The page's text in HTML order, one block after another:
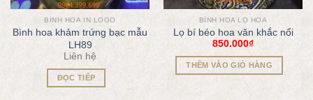
BÌNH HOA IN LOGO
Bình hoa khảm trứng bạc mẫu
LH89
Liên hệ
ĐỌC TIẾP
BÌNH HOA LỌ HOA
Lọ bí béo hoa văn khắc nổi
850.000₫
THÊM VÀO GIỎ HÀNG